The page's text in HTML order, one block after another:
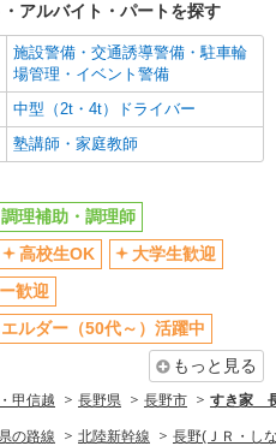
リバリー・配達
以上 平日 時給1,400円以上 土日・
円以上 ※2026年10月1日より通常
。詳細はご面接時にご確認くださ
三輪9-43-24 イオンタウン長野
詳細を見る
ルスタッフ
〜 ☆土日祝は時給100円UP!! ☆22
％UP（深夜割増有）
詳細を見る
アルバイト・パートを探す
施設警備・交通誘導警備・駐車輪
場管理・イベント警備
中型（2t・4t）ドライバー
塾講師・家庭教師
理補助・調理師
高校生OK
大学生歓迎
歓迎
エルダー（50代～）活躍中
もっと見る
甲信越 長野県 長野市 すき家
の路線 北陸新幹線 長野(ＪＲ・し